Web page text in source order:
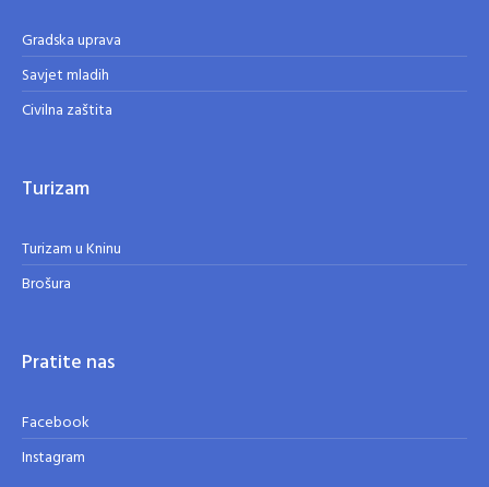
Gradska uprava
Savjet mladih
Civilna zaštita
Turizam
Turizam u Kninu
Brošura
Pratite nas
Facebook
Instagram